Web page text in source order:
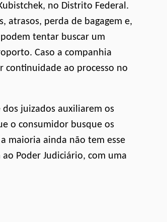
no Distrito Federal.
atrasos, perda de bagagem e,
tentar buscar um
Caso a companhia
continuidade ao processo no
juizados auxiliarem os
o consumidor busque os
maioria ainda não tem esse
Poder Judiciário, com uma